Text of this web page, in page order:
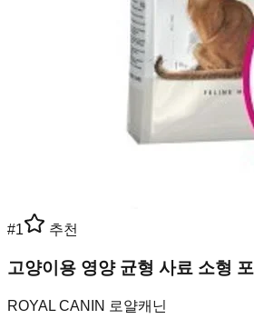
#1 추천
고양이용 영양 균형 사료 소형
ROYAL CANIN 로얄캐닌